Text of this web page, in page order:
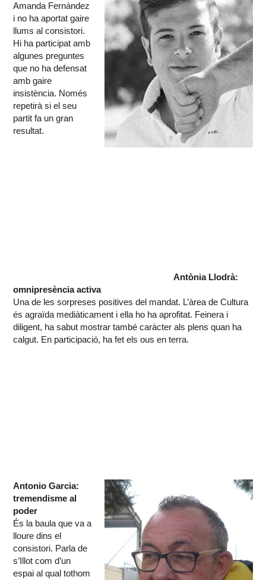
Amanda Fernández
i no ha aportat gaire
llums al consistori.
Hi ha participat amb
algunes preguntes
que no ha defensat
amb gaire
insistència. Només
repetirà si el seu
partit fa un gran
resultat.
Antònia Llodrà:
omnipresència activa
Una de les sorpreses positives del mandat. L’àrea de Cultura
és agraïda mediàticament i ella ho ha aprofitat. Feinera i
diligent, ha sabut mostrar també caràcter als plens quan ha
calgut. En participació, ha fet els ous en terra.
Antonio Garcia:
tremendisme al
poder
És la baula que va a
lloure dins el
consistori. Parla de
s’Illot com d’un
espai al qual tothom